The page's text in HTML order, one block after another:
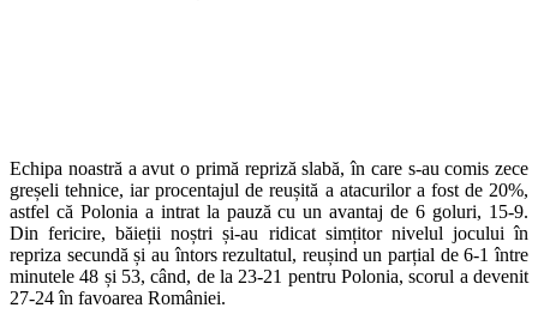
Echipa noastră a avut o primă repriză slabă, în care s-au comis zece
greșeli tehnice, iar procentajul de reușită a atacurilor a fost de 20%,
astfel că Polonia a intrat la pauză cu un avantaj de 6 goluri, 15-9.
Din fericire, băieții noștri și-au ridicat simțitor nivelul jocului în
repriza secundă și au întors rezultatul, reușind un parțial de 6-1 între
minutele 48 și 53, când, de la 23-21 pentru Polonia, scorul a devenit
27-24 în favoarea României.